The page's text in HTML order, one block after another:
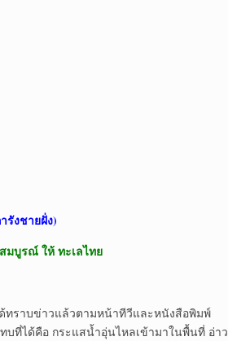
รังชายฝั่ง)
มบูรณ์ ให้ ทะเลไทย
าบข่าวแล้วตามหน้าทีวีและหนังสือพิมพ์
บที่ได้คือ กระแสน้ำอุ่นไหลเข้ามาในพื้นที่ อ่าว